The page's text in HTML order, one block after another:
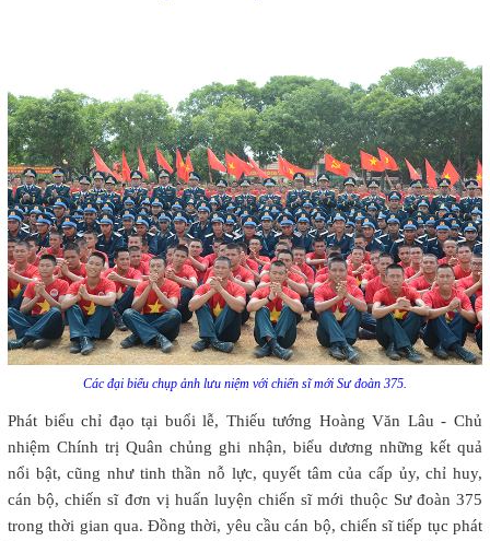
Các đại biểu chụp ảnh lưu niệm với chiến sĩ mới Sư đoàn 375.
Phát biểu chỉ đạo tại buổi lễ, Thiếu tướng Hoàng Văn Lâu - Chủ
nhiệm Chính trị Quân chủng ghi nhận, biểu dương những kết quả
nổi bật, cũng như tinh thần nỗ lực, quyết tâm của cấp ủy, chỉ huy,
cán bộ, chiến sĩ đơn vị huấn luyện chiến sĩ mới thuộc Sư đoàn 375
trong thời gian qua. Đồng thời, yêu cầu cán bộ, chiến sĩ tiếp tục phát